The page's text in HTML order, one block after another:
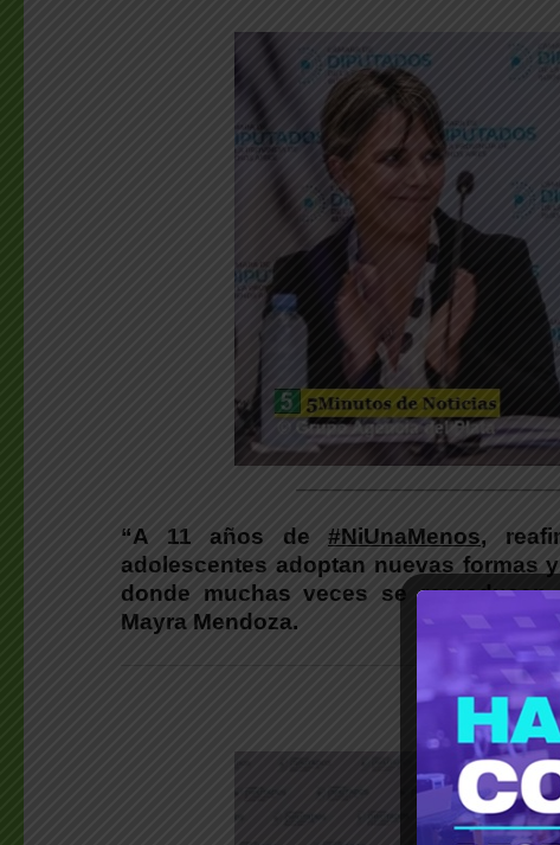
“A 11 años de #NiUnaMenos,
adolescentes adoptan nuevas formas
donde muchas veces se
Mayra Mendoza.